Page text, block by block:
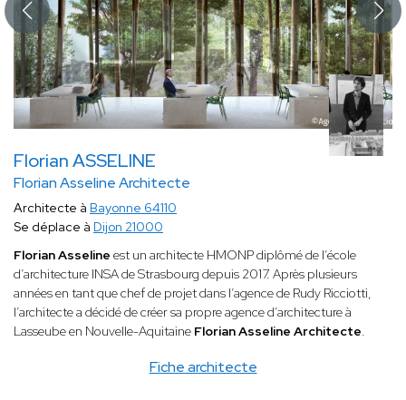
Florian ASSELINE
Florian Asseline Architecte
Fiche architecte
Architecte à Bayonne 64110
Se déplace à Dijon 21000
Florian Asseline est un architecte HMONP diplômé de l’école
d’architecture INSA de Strasbourg depuis 2017. Après plusieurs
années en tant que chef de projet dans l’agence de Rudy Ricciotti,
l’architecte a décidé de créer sa propre agence d’architecture à
Lasseube en Nouvelle-Aquitaine Florian Asseline Architecte.